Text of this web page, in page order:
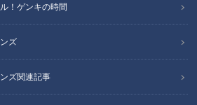
！ゲンキの時間
ズ
ズ関連記事
記事に戻る